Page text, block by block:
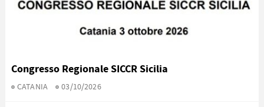
Congresso Regionale SICCR Sicilia
CATANIA 03/10/2026